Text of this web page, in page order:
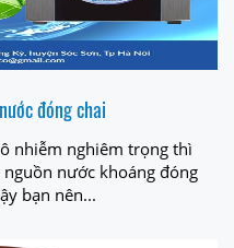
đóng chai
nhiễm nghiêm trọng thì
nước khoáng đóng
bạn nên...